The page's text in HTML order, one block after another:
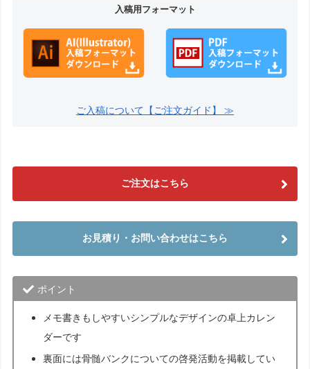
入稿用フォーマット
ご入稿について【ご注文ガイド】 ≫
ご注文はこちら
お見積り・お問い合わせはこちら
ポイント
メモ書きもしやすいシンプルなデザインの卓上カレン
ダーです
裏面には骨髄バンクについての啓発活動を掲載してい